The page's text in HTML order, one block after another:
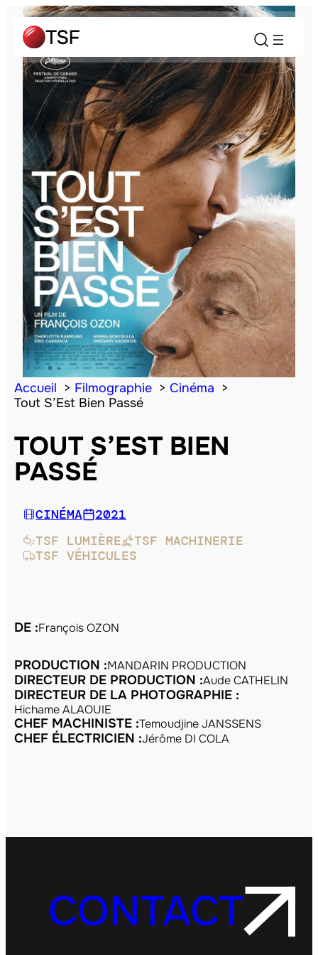
Accueil Filmographie
Cinéma
Tout S’Est Bien Passé
TOUT S’EST BIEN
PASSÉ
CINÉMA
2021
TSF LUMIÈRE
TSF MACHINERIE
TSF VÉHICULES
DE :François OZON
PRODUCTION :MANDARIN PRODUCTION
DIRECTEUR DE PRODUCTION :Aude CATHELIN
DIRECTEUR DE LA PHOTOGRAPHIE :
Hichame ALAOUIE
CHEF MACHINISTE :Temoudjine JANSSENS
CHEF ÉLECTRICIEN :Jérôme DI COLA
CONTACT